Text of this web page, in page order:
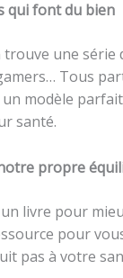
qui font du bien
trouve une
Tous
modèle
santé.
propre
livre pour
pour
pas à votre